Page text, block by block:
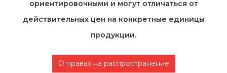
ориентировочными и могут отличаться от
действительных цен на конкретные единицы
продукции.
О правах на распространение